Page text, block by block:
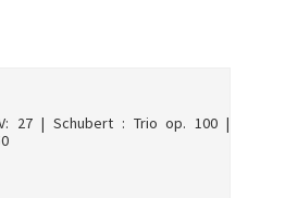
27 | Schubert : Trio op. 100 |